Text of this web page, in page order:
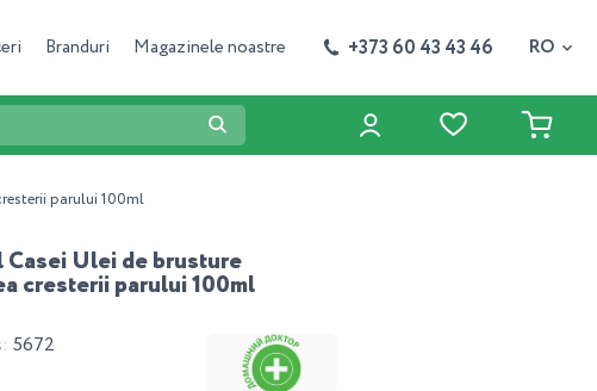
Branduri Magazinele noastre +373 60 43 43 46 RO
parului 100ml
Ulei de brusture
cresterii parului 100ml
5672